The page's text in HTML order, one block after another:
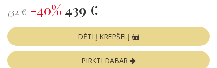
732 € -40% 439 €
DĖTI Į KREPŠELĮ
PIRKTI DABAR